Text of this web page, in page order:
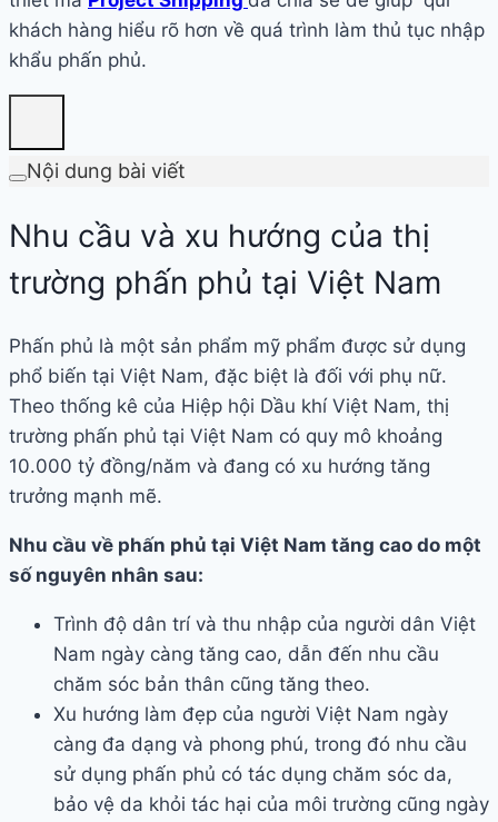
khách hàng hiểu rõ hơn về quá trình làm thủ tục nhập
khẩu phấn phủ.
Nội dung bài viết
Nhu cầu và xu hướng của thị
trường phấn phủ tại Việt Nam
Phấn phủ là một sản phẩm mỹ phẩm được sử dụng
phổ biến tại Việt Nam, đặc biệt là đối với phụ nữ.
Theo thống kê của Hiệp hội Dầu khí Việt Nam, thị
trường phấn phủ tại Việt Nam có quy mô khoảng
10.000 tỷ đồng/năm và đang có xu hướng tăng
trưởng mạnh mẽ.
Nhu cầu về phấn phủ tại Việt Nam tăng cao do một
số nguyên nhân sau:
Trình độ dân trí và thu nhập của người dân Việt
Nam ngày càng tăng cao, dẫn đến nhu cầu
chăm sóc bản thân cũng tăng theo.
Xu hướng làm đẹp của người Việt Nam ngày
càng đa dạng và phong phú, trong đó nhu cầu
sử dụng phấn phủ có tác dụng chăm sóc da,
bảo vệ da khỏi tác hại của môi trường cũng ngày